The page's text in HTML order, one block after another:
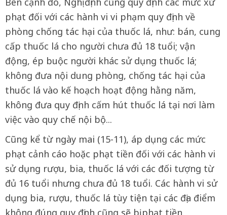
phạt đối với các hành vi vi phạm quy định về
phòng chống tác hại của thuốc lá, như: bán, cung
cấp thuốc lá cho người chưa đủ 18 tuổi; vận
động, ép buộc người khác sử dụng thuốc lá;
không đưa nội dung phòng, chống tác hại của
thuốc lá vào kế hoạch hoạt động hằng năm,
không đưa quy định cấm hút thuốc lá tại nơi làm
việc vào quy chế nội bộ...
Cũng kể từ ngày mai (15-11), áp dụng các mức
phạt cảnh cáo hoặc phạt tiền đối với các hành vi
sử dụng rượu, bia, thuốc lá với các đối tượng từ
đủ 16 tuổi nhưng chưa đủ 18 tuổi. Các hành vi sử
dụng bia, rượu, thuốc lá tùy tiện tại các địa điểm
không đúng quy định cũng sẽ bị phạt tiền.